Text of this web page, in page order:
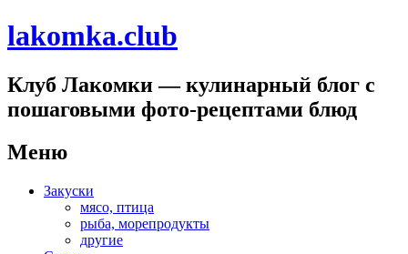
lakomka.club
Клуб Лакомки — кулинарный блог с
пошаговыми фото-рецептами блюд
Меню
Перейти
содержимому
Закуски
мясо, птица
рыба, морепродукты
другие